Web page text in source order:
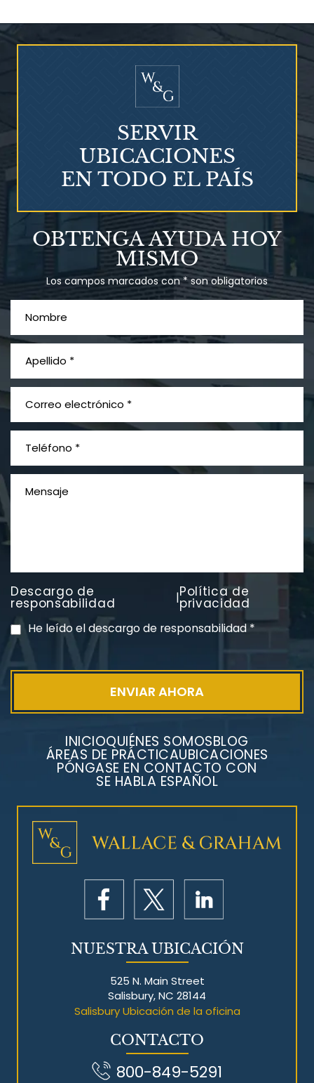
¿Quién corre el riesgo de
Talco en polvo
Ovary cancer
¿Qué es el mesotelioma?
PVC Cloruro de polivinilo
Exposición
OBTENGA AYUDA HOY
MISMO
Los campos marcados con * son obligatorios
Descargo de
responsabilidad |Política de
privacidad
He leído el descargo de responsabilidad*
SERVIR
UBICACIONES
EN TODO EL PAÍS
INICIOQUIÉNES SOMOSBLOG
ÁREAS DE PRÁCTICAUBICACIONES
PÓNGASE EN CONTACTO CON
SE HABLA ESPAÑOL
NUESTRA UBICACIÓN
525 N. Main Street
Salisbury, NC 28144
Salisbury Ubicación de la oficina
CONTACTO
800-849-5291